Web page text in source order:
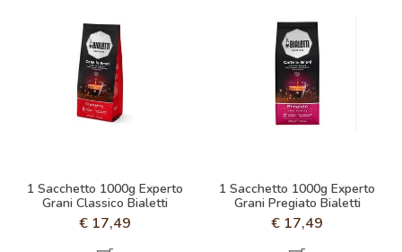
1 Sacchetto 1000g Experto
Grani Classico Bialetti
€ 17,49
1 Sacchetto 1000g Experto
Grani Pregiato Bialetti
€ 17,49